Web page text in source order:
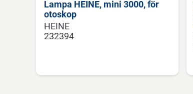
Lampa HEINE, mini 3000, för
otoskop
HEINE
232394